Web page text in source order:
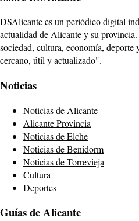
DSAlicante es un periódico digital
actualidad de Alicante y su
sociedad, cultura, economía, deporte
cercano, útil y actualizado".
Noticias
Noticias de Alicante
Alicante Provincia
Noticias de Elche
Noticias de Benidorm
Noticias de Torrevieja
Cultura
Deportes
Guías de Alicante